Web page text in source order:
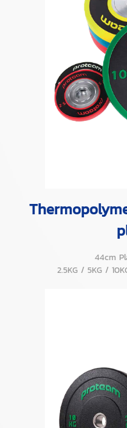
44cm
2.5KG / 5KG /